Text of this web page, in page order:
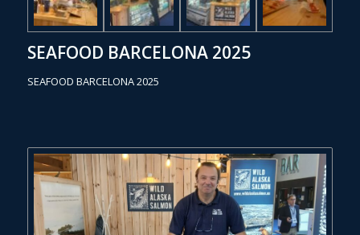
SEAFOOD BARCELONA 2025
SEAFOOD BARCELONA 2025